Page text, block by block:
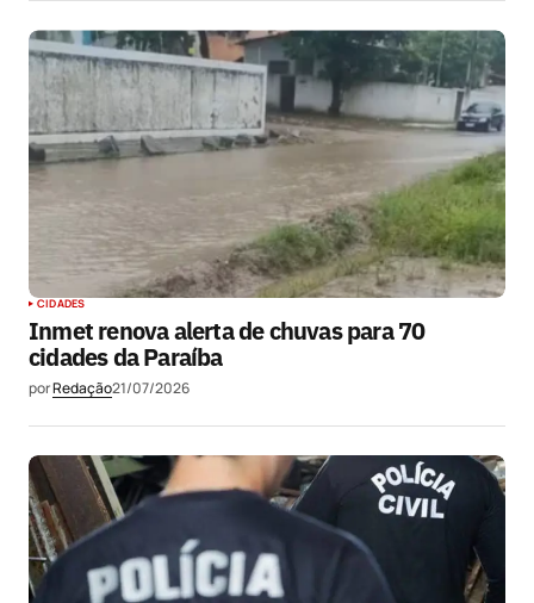
CIDADES
Inmet renova alerta de chuvas para 70
cidades da Paraíba
porRedação21/07/2026